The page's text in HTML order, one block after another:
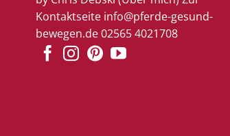
Kontaktseite info@pferde-gesund-
bewegen.de02565 4021708